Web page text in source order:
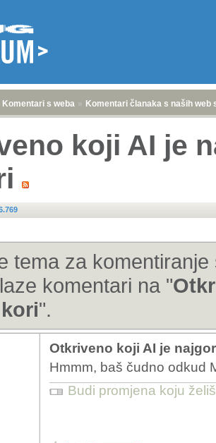
Komentari s weba » Komentari članaka s naših web
koji AI je
tema za
komentari na "
".
Otkriveno koji AI je
Hmmm, baš čudno odkud
Budi promjena koju